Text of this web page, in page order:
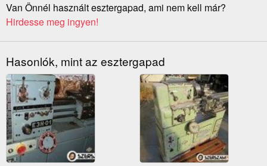
Van Önnél használt esztergapad, ami nem kell már?
Hirdesse meg ingyen!
Hasonlók, mint az esztergapad